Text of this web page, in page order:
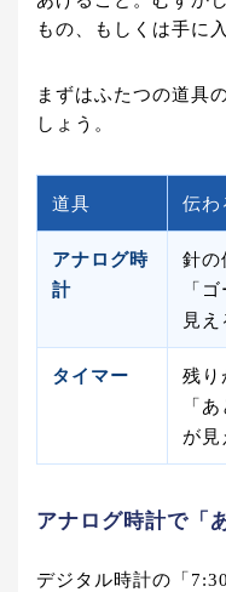
もの、もしくは手に
まずはふたつの道具
しょう。
道具 伝わ
アナログ時
計
針の
「
見え
タイマー
残り
「
が見
アナログ時計で「
デジタル時計の「